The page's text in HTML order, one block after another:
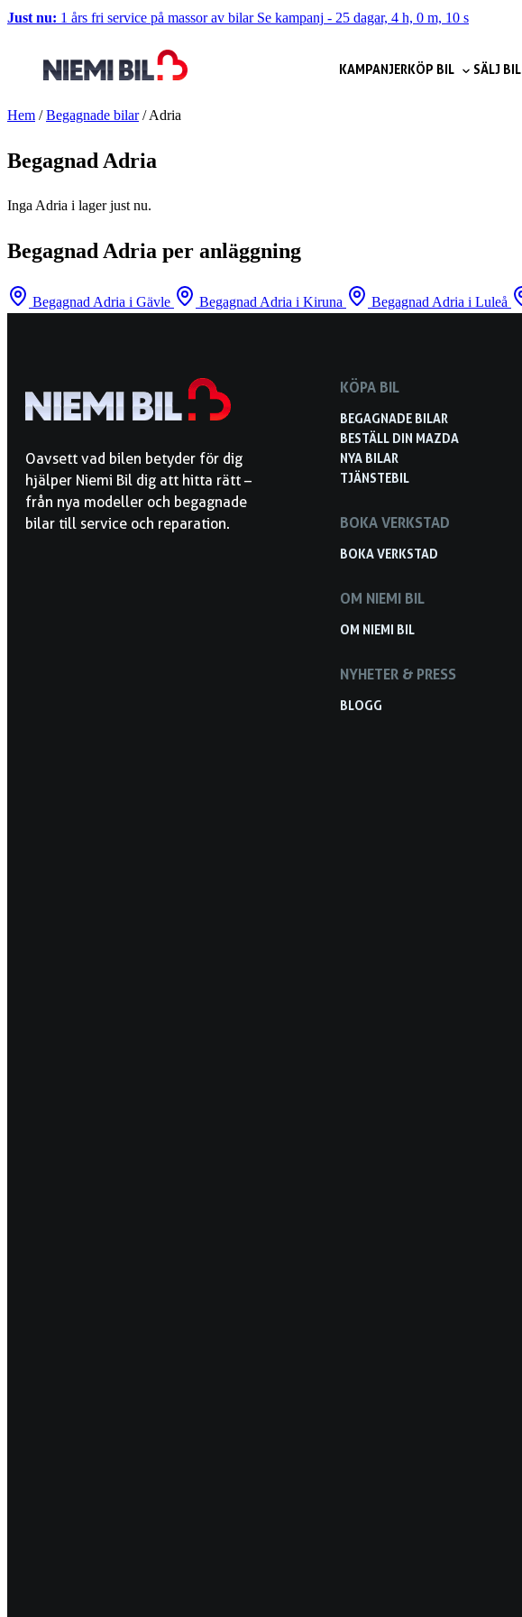
Just nu: 1 års fri service på massor av bilar Se kampanj - 25 dagar, 4 h, 0 m, 10 s
KAMPANJERKÖP BIL SÄLJ BIL
Hem / Begagnade bilar / Adria
Begagnad Adria
Inga Adria i lager just nu.
Begagnad Adria per anläggning
Begagnad Adria i Gävle Begagnad Adria i Kiruna Begagnad Adria i Luleå
Oavsett vad bilen betyder för dig
hjälper Niemi Bil dig att hitta rätt –
från nya modeller och begagnade
bilar till service och reparation.
KÖPA BIL
BEGAGNADE BILAR
BESTÄLL DIN MAZDA
NYA BILAR
TJÄNSTEBIL
BOKA VERKSTAD
BOKA VERKSTAD
OM NIEMI BIL
OM NIEMI BIL
NYHETER & PRESS
BLOGG